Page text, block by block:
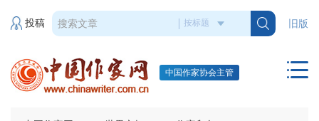
旧版
投稿
中国作家协会主管